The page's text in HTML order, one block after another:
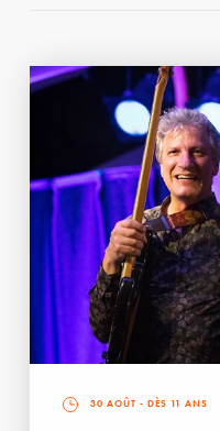
30 AOÛT - DÈS 11 ANS